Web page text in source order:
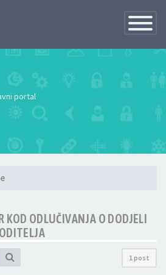
Toggle
portal
KOD ODLUČIVANJA O DODJELI
1 post